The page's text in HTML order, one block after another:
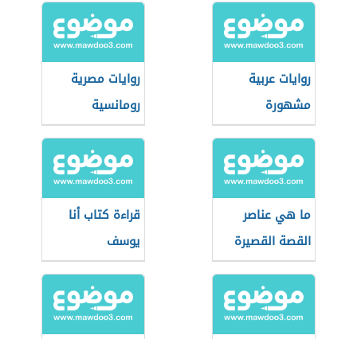
روايات عربية
مشهورة
روايات مصرية
رومانسية
ما هي عناصر
القصة القصيرة
قراءة كتاب أنا
يوسف